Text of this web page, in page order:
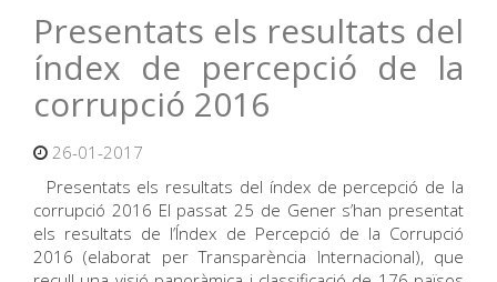
Presentats els resultats del
índex de percepció de la
corrupció 2016
26-01-2017
Presentats els resultats del índex de percepció de la
corrupció 2016 El passat 25 de Gener s’han presentat
els resultats de l’Índex de Percepció de la Corrupció
2016 (elaborat per Transparència Internacional), que